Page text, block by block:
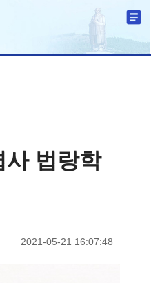
사 법랑학
2021-05-21 16:07:48